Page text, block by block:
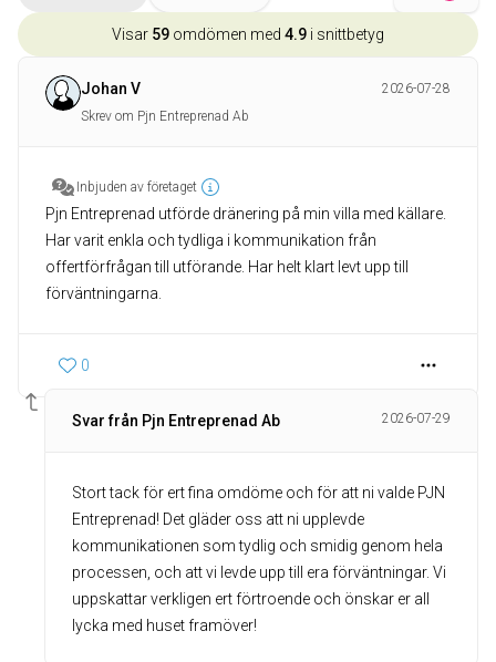
Visar 59 omdömen med 4.9 i snittbetyg
Johan V
2026-07-28
Skrev om Pjn Entreprenad Ab
Inbjuden av företaget
Pjn Entreprenad utförde dränering på min villa med källare.
Har varit enkla och tydliga i kommunikation från
offertförfrågan till utförande. Har helt klart levt upp till
förväntningarna.
0
Svar från Pjn Entreprenad Ab 2026-07-29
Stort tack för ert fina omdöme och för att ni valde PJN
Entreprenad! Det gläder oss att ni upplevde
kommunikationen som tydlig och smidig genom hela
processen, och att vi levde upp till era förväntningar. Vi
uppskattar verkligen ert förtroende och önskar er all
lycka med huset framöver!